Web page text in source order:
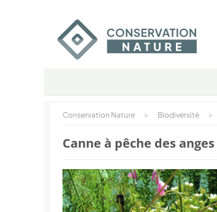
Conservation Nature > Biodiversité >
Canne à pêche des anges